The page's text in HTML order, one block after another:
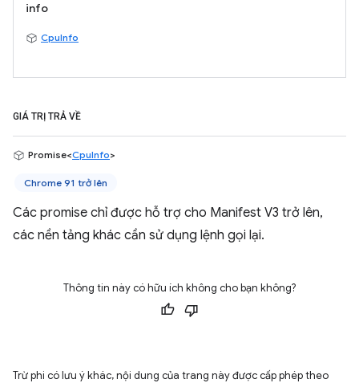
info
CpuInfo
GIÁ TRỊ TRẢ VỀ
Promise<CpuInfo>
Chrome 91 trở lên
Các promise chỉ được hỗ trợ cho Manifest V3 trở lên,
các nền tảng khác cần sử dụng lệnh gọi lại.
Thông tin này có hữu ích không cho bạn không?
Trừ phi có lưu ý khác, nội dung của trang này được cấp phép theo